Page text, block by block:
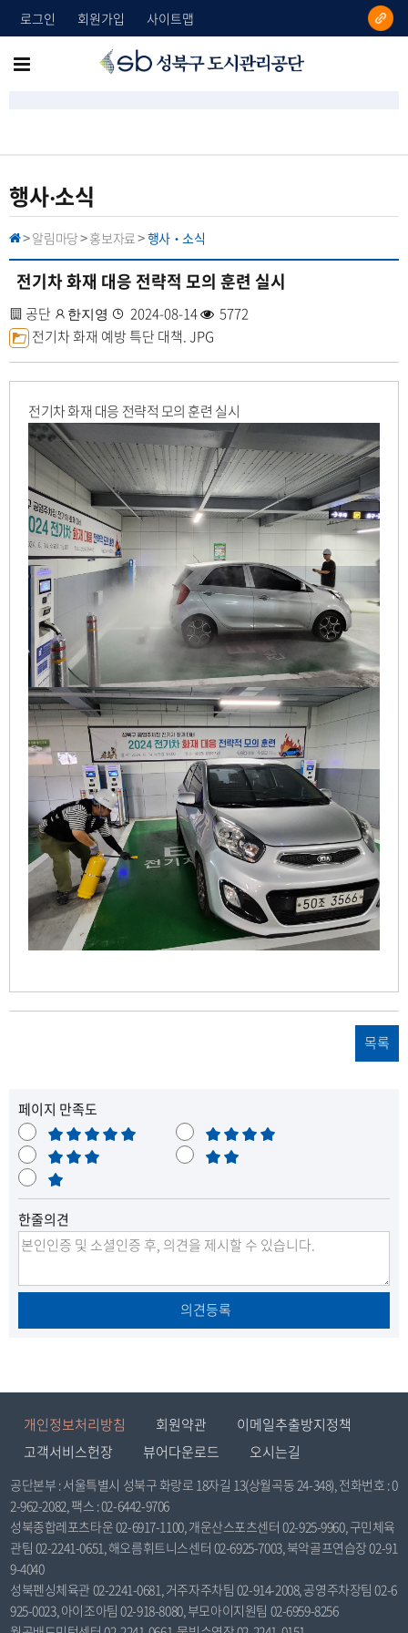
로그인 회원가입 사이트맵
리
공
단
메
보
기
행사‧소식
H
M
> 알림마당>홍보자료 >행사‧소식
전기차 화재 대응 전략적 모의 훈련 실시
사
업
장
명
공단 작
성
자
한지영 등
록
일
2024-08-14조
회
수
5772
첨
부
파
전기차 화재 예방 특단 대책. JPG
전기차 화재 대응 전략적 모의 훈련 실시
목록
페이지 만족도
매
우
만
족
만
족
보
통
불
매
우
불
만
한줄의견
의견등록
개인정보처리방침 회원약관
이메일추출방지정책
고객서비스헌장
뷰어다운로드 오시는길
공단본부 : 서울특별시 성북구 화랑로 18자길 13(상월곡동 24-348), 전화번호 : 0
2-962-2082, 팩스 : 02-6442-9706
성북종합레포츠타운 02-6917-1100, 개운산스포츠센터 02-925-9960, 구민체육
관팀 02-2241-0651, 해오름휘트니스센터 02-6925-7003, 북악골프연습장 02-91
9-4040
성북펜싱체육관 02-2241-0681, 거주자주차팀 02-914-2008, 공영주차장팀 02-6
925-0023, 아이조아팀 02-918-8080, 부모아이지원팀 02-6959-8256